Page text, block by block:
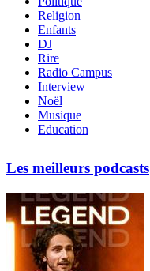
Religion
Enfants
DJ
Rire
Radio Campus
Interview
Noël
Musique
Education
Les meilleurs podcasts